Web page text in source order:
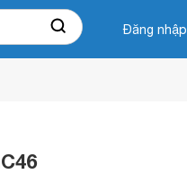
Đăng nhập